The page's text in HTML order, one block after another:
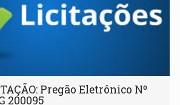
Pregão Eletrônico Nº
200095